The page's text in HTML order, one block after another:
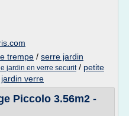
trempe / serre jardin
jardin en verre securit/ petite
verre
Piccolo 3.56m2 -